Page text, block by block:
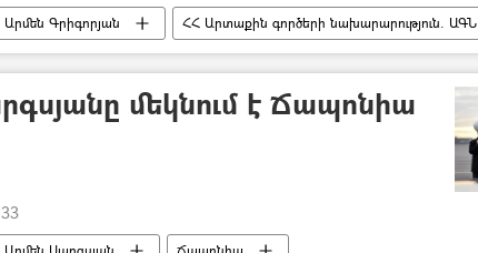
Արմեն Գրիգորյան
ՀՀ Արտաքին գործերի նախարարություն. ԱԳՆ
մեկնում է Ճապոնիա